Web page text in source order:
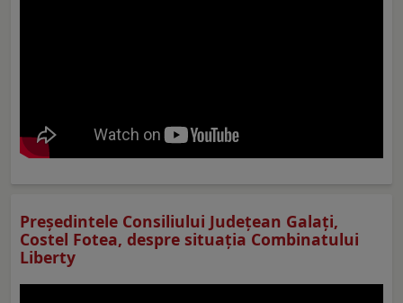
Preşedintele Consiliului Judeţean Galaţi,
Costel Fotea, despre situaţia Combinatului
Liberty